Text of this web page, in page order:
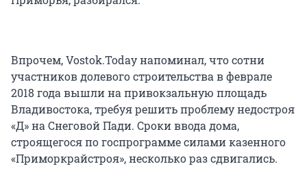
Впрочем, Vostok.Today напоминал, что сотни
участников долевого строительства в феврале
2018 года вышли на привокзальную площадь
Владивостока, требуя решить проблему недостроя
«Д» на Снеговой Пади. Сроки ввода дома,
строящегося по госпрограмме силами казенного
«Приморкрайстроя», несколько раз сдвигались.